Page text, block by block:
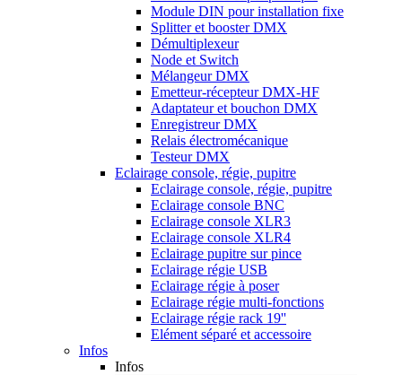
Module DIN pour installation fixe
Splitter et booster DMX
Démultiplexeur
Node et Switch
Mélangeur DMX
Emetteur-récepteur DMX-HF
Adaptateur et bouchon DMX
Enregistreur DMX
Relais électromécanique
Testeur DMX
Eclairage console, régie, pupitre
Eclairage console, régie, pupitre
Eclairage console BNC
Eclairage console XLR3
Eclairage console XLR4
Eclairage pupitre sur pince
Eclairage régie USB
Eclairage régie à poser
Eclairage régie multi-fonctions
Eclairage régie rack 19''
Elément séparé et accessoire
Infos
Infos